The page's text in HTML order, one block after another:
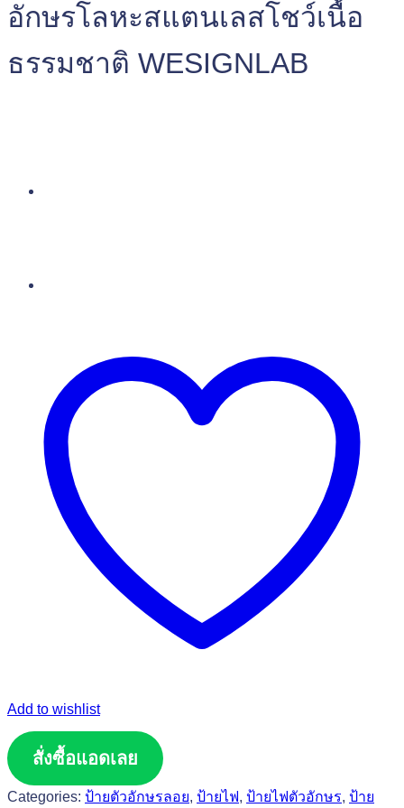
อักษรโลหะสแตนเลสโชว์เนื้อ
ธรรมชาติ WESIGNLAB
Add to wishlist
สั่งซื้อแอดเลย
Categories: ป้ายตัวอักษรลอย, ป้ายไฟ, ป้ายไฟตัวอักษร, ป้าย